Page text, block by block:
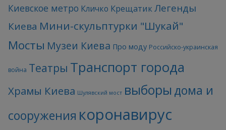
Киевское метро Кличко КрещатикЛегенды
Киева Мини-скульптурки "Шукай"
Мосты Музеи Киева Про моду Российско-украинская
война Театры Транспорт города
Храмы Киева Шулявский мост выборы дома и
сооружения коронавирус